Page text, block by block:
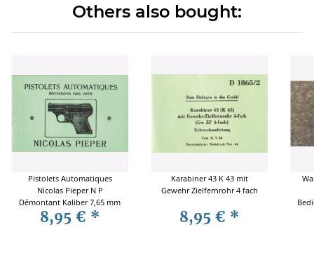
Others also bought:
Pistolets Automatiques
Nicolas Pieper N P
Démontant Kaliber 7,65 mm
M A d u 6,35 mm M D
8,95 € *
Karabiner 43 K 43 mit
Gewehr Zielfernrohr 4 fach
8,95 € *